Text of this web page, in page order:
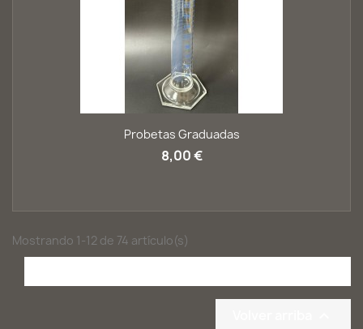
Probetas Graduadas
8,00 €
Mostrando 1-12 de 74 artículo(s)